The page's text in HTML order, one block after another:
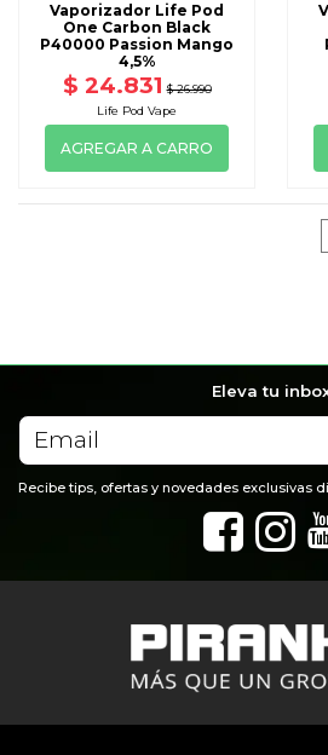
Vaporizador Life Pod
One Carbon Black
P40000 Passion Mango
4,5%
$ 24.831 $ 26.990
Life Pod Vape
AGREGAR A CARRO
Eleva tu
Recibe tips, ofertas y novedades exclusivas